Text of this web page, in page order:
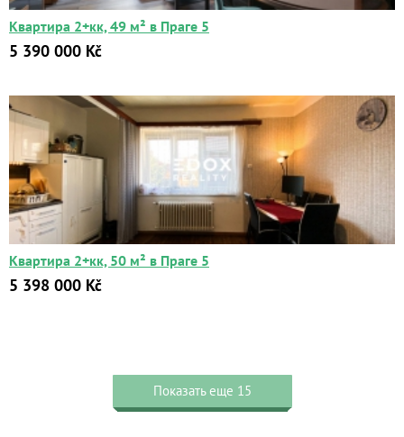
Квартира 2+кк, 49 м² в Праге 5
5 390 000 Kč
Квартира 2+кк, 50 м² в Праге 5
5 398 000 Kč
Показать еще 15